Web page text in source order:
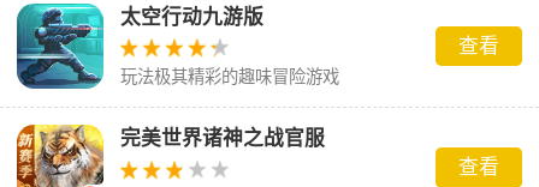
太空行动九游版
玩法极其精彩的趣味冒险游戏
查看
完美世界诸神之战官服
查看